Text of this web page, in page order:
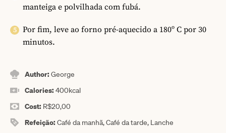
manteiga e polvilhada com fubá.
Por fim, leve ao forno pré-aquecido a 180º C por 30
minutos.
Author:George
Calories:400kcal
Cost: R$20,00
Refeição:Café da manhã, Café da tarde, Lanche